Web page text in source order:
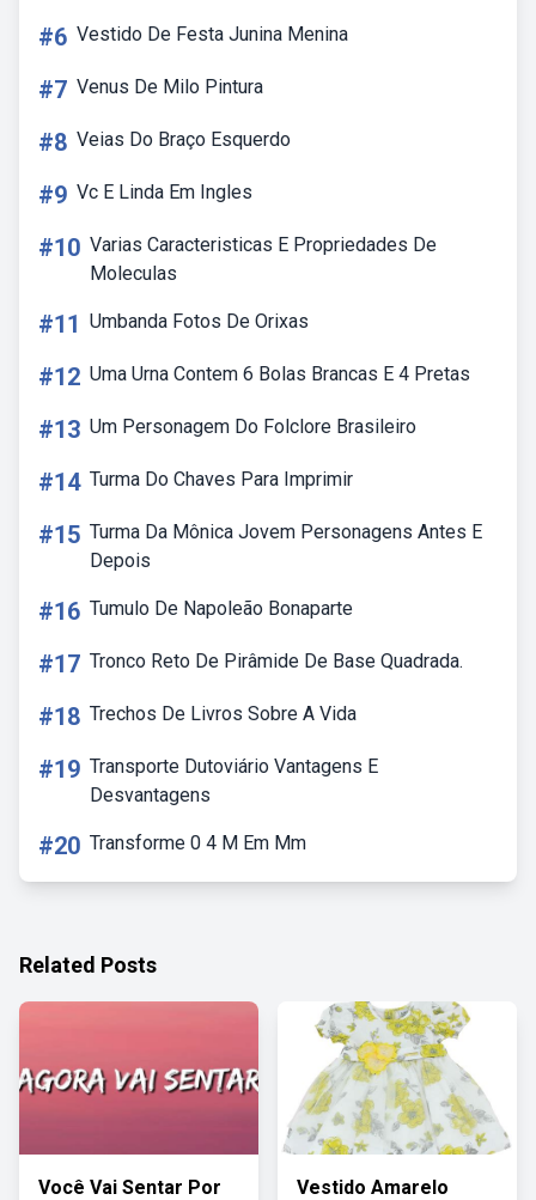
#6 Vestido De Festa Junina Menina
#7 Venus De Milo Pintura
#8 Veias Do Braço Esquerdo
#9 Vc E Linda Em Ingles
#10 Varias Caracteristicas E Propriedades De
Moleculas
#11 Umbanda Fotos De Orixas
#12 Uma Urna Contem 6 Bolas Brancas E 4 Pretas
#13 Um Personagem Do Folclore Brasileiro
#14 Turma Do Chaves Para Imprimir
#15 Turma Da Mônica Jovem Personagens Antes E
Depois
#16 Tumulo De Napoleão Bonaparte
#17 Tronco Reto De Pirâmide De Base Quadrada.
#18 Trechos De Livros Sobre A Vida
#19 Transporte Dutoviário Vantagens E
Desvantagens
#20 Transforme 0 4 M Em Mm
Related Posts
Você Vai Sentar Por Vestido Amarelo